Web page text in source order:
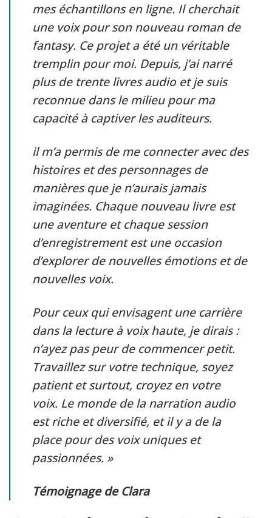
mes échantillons en ligne. Il cherchait
une voix pour son nouveau roman de
fantasy. Ce projet a été un véritable
tremplin pour moi. Depuis, j’ai narré
plus de trente livres audio et je suis
reconnue dans le milieu pour ma
capacité à captiver les auditeurs.
il m’a permis de me connecter avec des
histoires et des personnages de
manières que je n’aurais jamais
imaginées. Chaque nouveau livre est
une aventure et chaque session
d’enregistrement est une occasion
d’explorer de nouvelles émotions et de
nouvelles voix.
Pour ceux qui envisagent une carrière
dans la lecture à voix haute, je dirais :
n’ayez pas peur de commencer petit.
Travaillez sur votre technique, soyez
patient et surtout, croyez en votre
voix. Le monde de la narration audio
est riche et diversifié, et il y a de la
place pour des voix uniques et
passionnées. »
Témoignage de Clara